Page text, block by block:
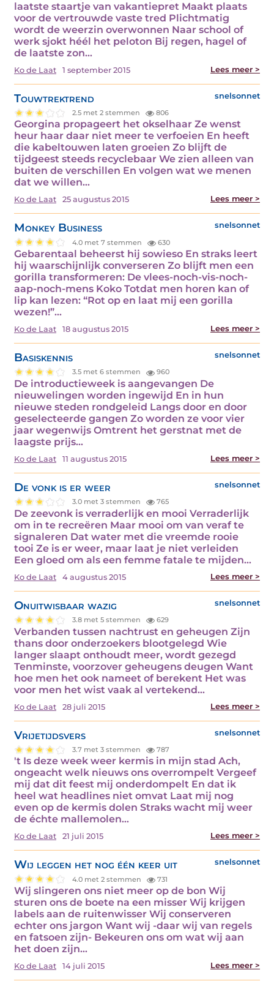
laatste staartje van vakantiepret Maakt plaats
voor de vertrouwde vaste tred Plichtmatig
wordt de weerzin overwonnen Naar school of
werk sjokt héél het peloton Bij regen, hagel of
de laatste zon…
Ko de Laat 1 september 2015 Lees meer >
Touwtrektrend snelsonnet
2.5 met 2 stemmen 806
Georgina propageert het okselhaar Ze wenst
heur haar daar niet meer te verfoeien En heeft
die kabeltouwen laten groeien Zo blijft de
tijdgeest steeds recyclebaar We zien alleen van
buiten de verschillen En volgen wat we menen
dat we willen…
Ko de Laat 25 augustus 2015 Lees meer >
Monkey Business snelsonnet
4.0 met 7 stemmen 630
Gebarentaal beheerst hij sowieso En straks leert
hij waarschijnlijk converseren Zo blijft men een
gorilla transformeren: De vlees-noch-vis-noch-
aap-noch-mens Koko Totdat men horen kan of
lip kan lezen: “Rot op en laat mij een gorilla
wezen!”…
Ko de Laat 18 augustus 2015 Lees meer >
Basiskennis snelsonnet
3.5 met 6 stemmen 960
De introductieweek is aangevangen De
nieuwelingen worden ingewijd En in hun
nieuwe steden rondgeleid Langs door en door
geselecteerde gangen Zo worden ze voor vier
jaar wegenwijs Omtrent het gerstnat met de
laagste prijs…
Ko de Laat 11 augustus 2015 Lees meer >
De vonk is er weer snelsonnet
3.0 met 3 stemmen 765
De zeevonk is verraderlijk en mooi Verraderlijk
om in te recreëren Maar mooi om van veraf te
signaleren Dat water met die vreemde rooie
tooi Ze is er weer, maar laat je niet verleiden
Een gloed om als een femme fatale te mijden…
Ko de Laat 4 augustus 2015 Lees meer >
Onuitwisbaar wazig snelsonnet
3.8 met 5 stemmen 629
Verbanden tussen nachtrust en geheugen Zijn
thans door onderzoekers blootgelegd Wie
langer slaapt onthoudt meer, wordt gezegd
Tenminste, voorzover geheugens deugen Want
hoe men het ook nameet of berekent Het was
voor men het wist vaak al vertekend…
Ko de Laat 28 juli 2015 Lees meer >
Vrijetijdsvers snelsonnet
3.7 met 3 stemmen 787
't Is deze week weer kermis in mijn stad Ach,
ongeacht welk nieuws ons overrompelt Vergeef
mij dat dit feest mij onderdompelt En dat ik
heel wat headlines niet omvat Laat mij nog
even op de kermis dolen Straks wacht mij weer
de échte mallemolen…
Ko de Laat 21 juli 2015 Lees meer >
Wij leggen het nog één keer uit snelsonnet
4.0 met 2 stemmen 731
Wij slingeren ons niet meer op de bon Wij
sturen ons de boete na een misser Wij krijgen
labels aan de ruitenwisser Wij conserveren
echter ons jargon Want wij -daar wij van regels
en fatsoen zijn- Bekeuren ons om wat wij aan
het doen zijn…
Ko de Laat 14 juli 2015 Lees meer >